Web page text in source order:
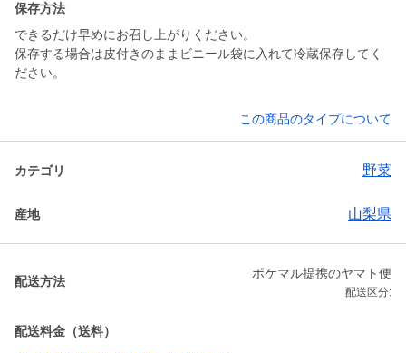
保存方法
できるだけ早めにお召し上がりください。
保存する場合は皮付きのままビニール袋に入れて冷蔵保存してく
ださい。
この商品のタイプについて
カテゴリ 野菜
産地 山梨県
配送方法
ポケマル提携のヤマト便
配送区分:
配送料金（送料）